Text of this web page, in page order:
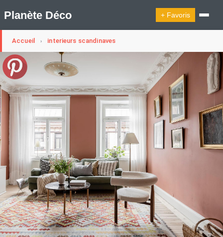
Planète Déco + Favoris
🛍︎ Shop Planète Déco
Appartement Design Cabanes
Decoration Noël
Design Suédois En Quelques Photos
Idées Déco En 10 Photos
La Semaine Décoration Et Design
Maison En Ville
Méli-Mélo Suédois
Publi Reportage
Tendance
Interieurs Scandinaves
La Décoration Selon Votre Signe Astrologique
Les Trouvailles Déco Du Jour
Loft
Maison Appartement Écologique
Maison Container/container House
Maison D'hôtes
Maison Et Appartement Vintage
On Décode La Déco
Petite Surface
Piscine Question De Style
Renovation
Accueil › interieurs scandinaves